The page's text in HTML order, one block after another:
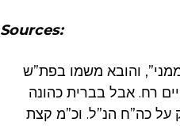
Sources:
והובא משמו בפת”ש
רח. אבל בברית כהונה
כה”ח הנ”ל. וכ”מ קצת